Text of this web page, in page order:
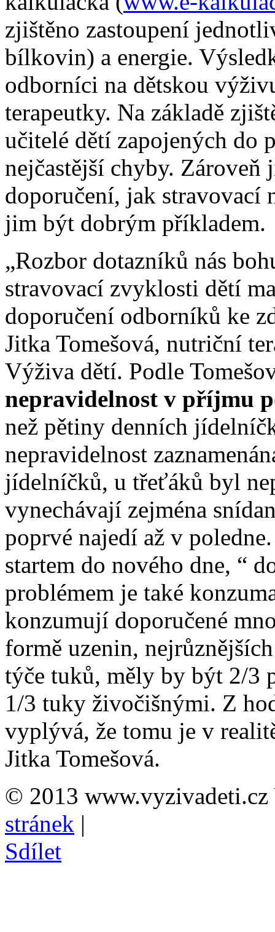
zjištěno zastoupení
bílkovin) a energie.
odborníci na dětskou
terapeutky. Na základě
učitelé dětí zapojených do
nejčastější chyby. Zároveň
doporučení, jak stravovací
jim být dobrým příkladem.
„Rozbor dotazníků nás
stravovací zvyklosti dětí
doporučení odborníků ke
Jitka Tomešová, nutriční
Výživa dětí. Podle
nepravidelnost v příjmu
než pětiny denních
nepravidelnost
jídelníčků, u třeťáků byl
vynechávají zejména
poprvé najedí až v
startem do nového dne, “
problémem je také
konzumují doporučené
formě uzenin,
týče tuků, měly by být 2/3
1/3 tuky živočišnými. Z
vyplývá, že tomu je v
Jitka Tomešová.
© 2013 www.vyzivadeti.cz
stránek |
Sdílet